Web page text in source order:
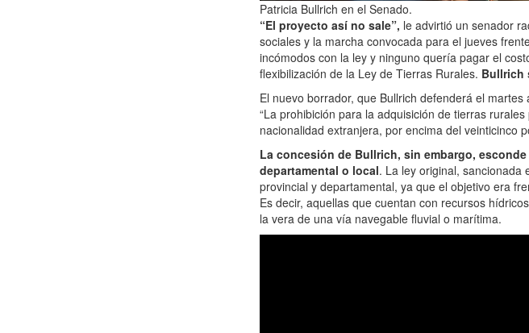
Patricia Bullrich en el Senado.
“El proyecto así no sale”, le advirtió un senador
sociales y la marcha convocada para el jueves
incómodos con la ley y ninguno quería pagar el
flexibilización de la Ley de Tierras Rurales. Bullrich
El nuevo borrador, que Bullrich defenderá el
“La prohibición para la adquisición de tierras
nacionalidad extranjera, por encima del veinticinco
La concesión de Bullrich, sin embargo,
departamental o local. La ley original, sancionada
provincial y departamental, ya que el objetivo era
Es decir, aquellas que cuentan con recursos
la vera de una vía navegable fluvial o marítima.